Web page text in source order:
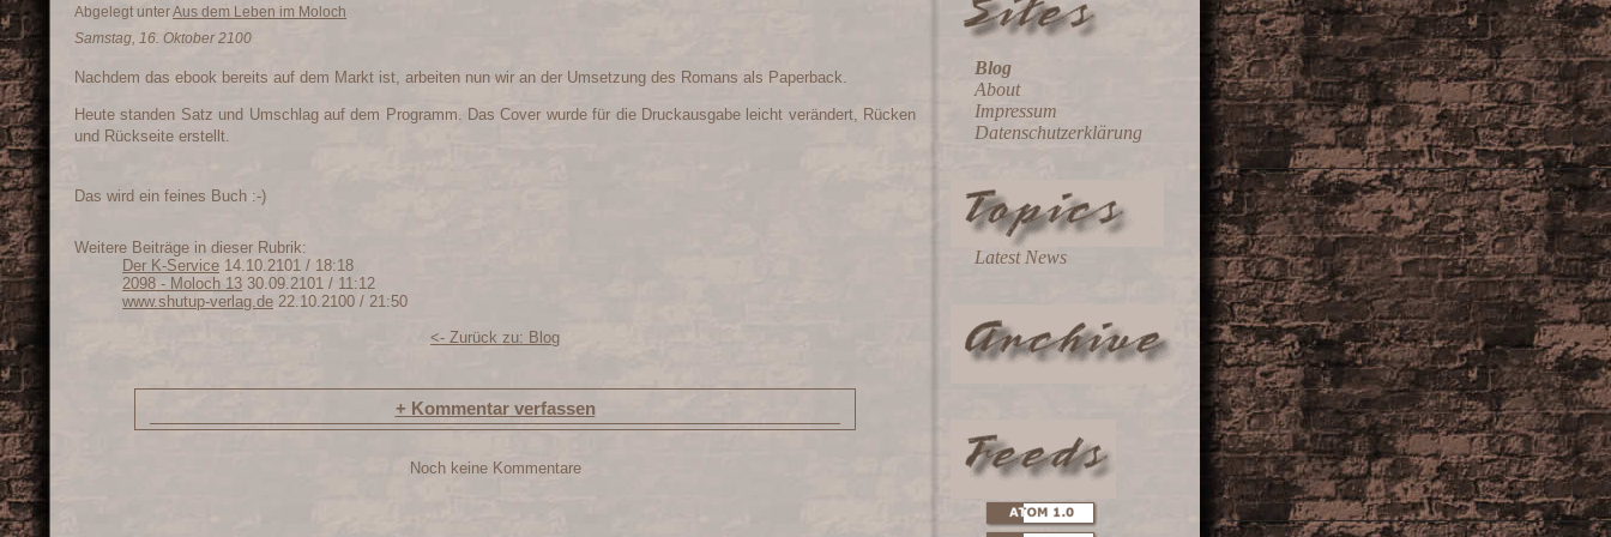
Blog
About
Impressum
Datenschutzerklärung
Latest News
Abgelegt unterAus dem Leben im Moloch
Samstag, 16. Oktober 2100
Nachdem das ebook bereits auf dem Markt ist, arbeiten nun wir an der Umsetzung des Romans als Paperback.
Heute standen Satz und Umschlag auf dem Programm. Das Cover wurde für die Druckausgabe leicht verändert, Rücken
und Rückseite erstellt.
Das wird ein feines Buch :-)
Weitere Beiträge in dieser Rubrik:
Der K-Service 14.10.2101 / 18:18
2098 - Moloch 13 30.09.2101 / 11:12
www.shutup-verlag.de 22.10.2100 / 21:50
<- Zurück zu: Blog
+ Kommentar verfassen
Noch keine Kommentare